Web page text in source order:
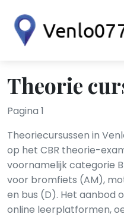
Theorie
Pagina 1
Theoriecursussen in
op het CBR theorie-
voornamelijk categorie
voor bromfiets (AM),
en bus (D). Het aanbod
online leerplatformen,